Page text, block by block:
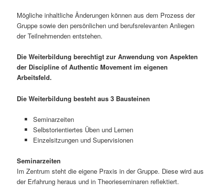
Mögliche inhaltliche Änderungen können aus dem Prozess der
Gruppe sowie den persönlichen und berufsrelevanten Anliegen
der Teilnehmenden entstehen.
Die Weiterbildung berechtigt zur Anwendung von Aspekten
der Discipline of Authentic Movement im eigenen
Arbeitsfeld.
Die Weiterbildung besteht aus 3 Bausteinen
Seminarzeiten
Selbstorientiertes Üben und Lernen
Einzelsitzungen und Supervisionen
Seminarzeiten
Im Zentrum steht die eigene Praxis in der Gruppe. Diese wird aus
der Erfahrung heraus und in Theorieseminaren reflektiert.